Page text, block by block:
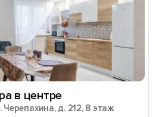
в центре
д. 212, 8 этаж